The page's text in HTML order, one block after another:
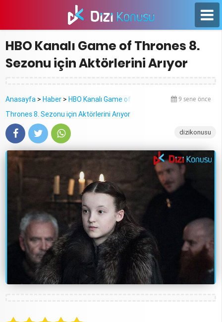
HBO Kanalı Game of Thrones 8.
Sezonu için Aktörlerini Arıyor
Anasayfa >Haber >HBO Kanalı Game of
Thrones 8. Sezonu için Aktörlerini Arıyor
9 sene önce
dizikonusu